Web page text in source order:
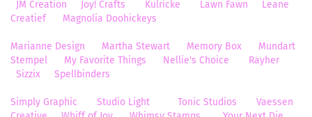
JM Creation
Joy! Crafts Kulricke Lawn Fawn
Leane
Creatief
Magnolia Doohickeys
Marianne Design Martha Stewart Memory Box
Mundart
Stempel
My Favorite Things Nellie's Choice
Rayher
Sizzix
Spellbinders
Simply Graphic Studio Light Tonic Studios
Vaessen